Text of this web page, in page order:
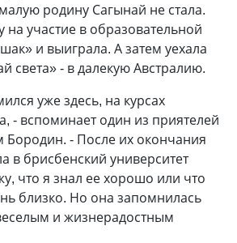
родину Сагынай не стала.
на участие в образовательной
и выиграла. А затем уехала
света» - в далекую Австралию.
уже здесь, на курсах
- вспоминает один из приятелей
Бородин. - После их окончания
в брисбенский университет
что я знал ее хорошо или что
близко. Но она запомнилась
и жизнерадостным